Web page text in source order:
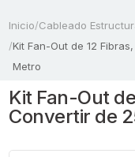
Inicio/Cableado
/Kit Fan-Out de 12
Metro
Kit Fan-Out
Convertir de